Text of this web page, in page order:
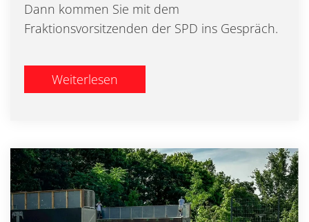
Dann kommen Sie mit dem
Fraktionsvorsitzenden der SPD ins Gespräch.
Weiterlesen